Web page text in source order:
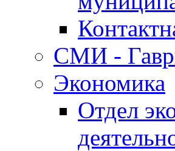
СМИ -
Экономика
Отдел